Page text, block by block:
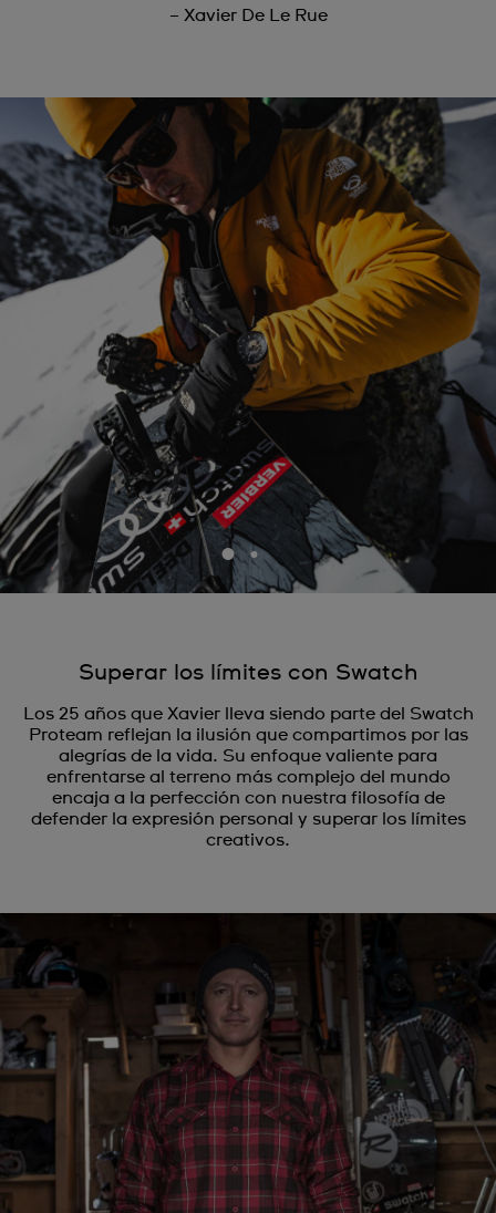
– Xavier De Le Rue
Superar los límites con Swatch
Los 25 años que Xavier lleva siendo parte del Swatch
Proteam reflejan la ilusión que compartimos por las
alegrías de la vida. Su enfoque valiente para
enfrentarse al terreno más complejo del mundo
encaja a la perfección con nuestra filosofía de
defender la expresión personal y superar los límites
creativos.